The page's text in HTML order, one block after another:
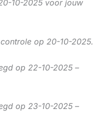
10-2025 voor jouw
op 20-10-2025.
op 22-10-2025 –
op 23-10-2025 –